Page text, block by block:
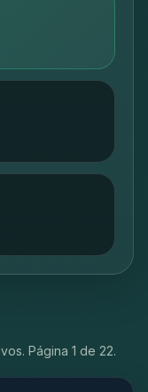
Página 1 de 22.